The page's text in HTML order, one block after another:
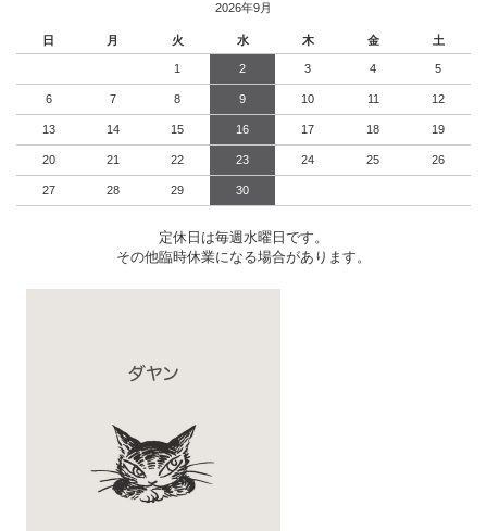
2026年9月
日 月 火 水 木 金 土
1 2 3 4 5
6 7 8 9 10 11 12
13 14 15 16 17 18 19
20 21 22 23 24 25 26
27 28 29 30
定休日は毎週水曜日です。
その他臨時休業になる場合があります。